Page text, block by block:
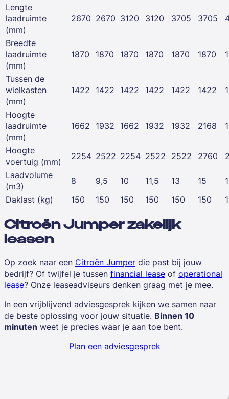
Lengte
laadruimte
(mm)
2670 2670 3120 3120 3705 3705
Breedte
laadruimte
(mm)
1870 1870 1870 1870 1870 1870
Tussen de
wielkasten
(mm)
1422 1422 1422 1422 1422 1422
Hoogte
laadruimte
(mm)
1662 1932 1662 1932 1932 2168
Hoogte
voertuig (mm)
2254 2522 2254 2522 2522 2760
Laadvolume
(m3)
8 9,5 10 11,5 13 15
Daklast (kg)
150 150 150 150 150 150
Citroën Jumper zakelijk
leasen
Op zoek naar een Citroën Jumper die past bij jouw
bedrijf? Of twijfel je tussen financial lease of operational
lease? Onze leaseadviseurs denken graag met je mee.
In een vrijblijvend adviesgesprek kijken we samen naar
de beste oplossing voor jouw situatie. Binnen 10
minuten weet je precies waar je aan toe bent.
Plan een adviesgesprek